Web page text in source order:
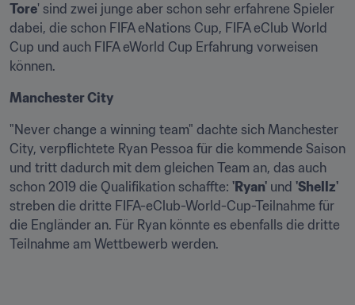
Tore' sind zwei junge aber schon sehr erfahrene Spieler
dabei, die schon FIFA eNations Cup, FIFA eClub World
Cup und auch FIFA eWorld Cup Erfahrung vorweisen
können.
Manchester City
"Never change a winning team" dachte sich Manchester
City, verpflichtete Ryan Pessoa für die kommende Saison
und tritt dadurch mit dem gleichen Team an, das auch
schon 2019 die Qualifikation schaffte: 'Ryan' und 'Shellz'
streben die dritte FIFA-eClub-World-Cup-Teilnahme für
die Engländer an. Für Ryan könnte es ebenfalls die dritte
Teilnahme am Wettbewerb werden.